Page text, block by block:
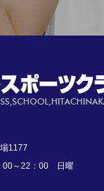
1177
00～22：00 日曜